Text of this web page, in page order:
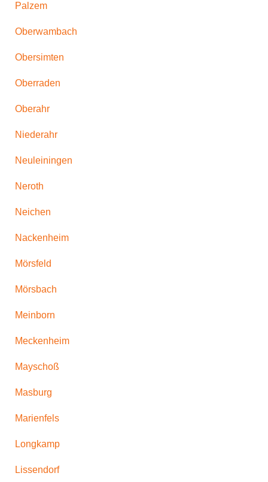
Palzem
Oberwambach
Obersimten
Oberraden
Oberahr
Niederahr
Neuleiningen
Neroth
Neichen
Nackenheim
Mörsfeld
Mörsbach
Meinborn
Meckenheim
Mayschoß
Masburg
Marienfels
Longkamp
Lissendorf